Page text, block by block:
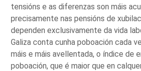
tensións e as diferenzas son máis
precisamente nas pensións de
dependen exclusivamente da vida
Galiza conta cunha poboación cada
máis e máis avellentada, o índice de
poboación, que é maior que en